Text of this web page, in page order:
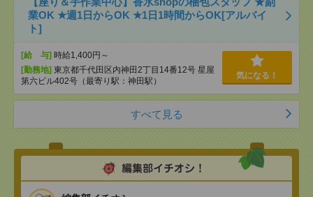
業OK ★週1日からOK ★1日1時間からOK[アルバイ
ト]
[給 与] 時給1,400円～
[勤務地] 東京都千代田区内神田2丁目14番12号 星屋
第六ビル402号（最寄り駅：神田駅）
気になる！
すべて見る